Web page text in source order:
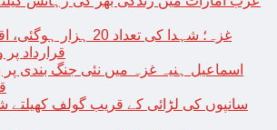
غزہ؛ شہدا کی تعداد 20
قرارداد
اسماعیل ہنیہ غزہ میں نئی جنگ بندی پر
سانپوں کی لڑائی کے قریب گولف